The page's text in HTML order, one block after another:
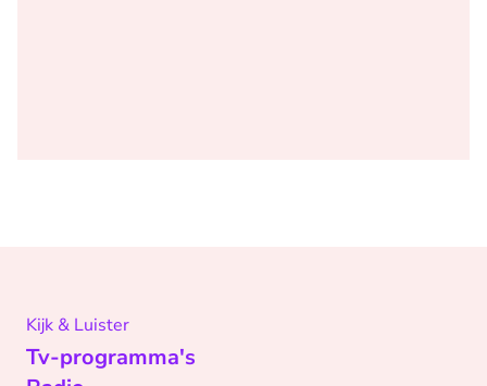
Kijk & Luister
Tv-programma's